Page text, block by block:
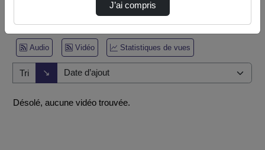
0 vidéo trouvée
Audio Vidéo Statistiques de vues
Tri ↘
Direction de tri
Désolé, aucune vidéo trouvée.
J’ai compris